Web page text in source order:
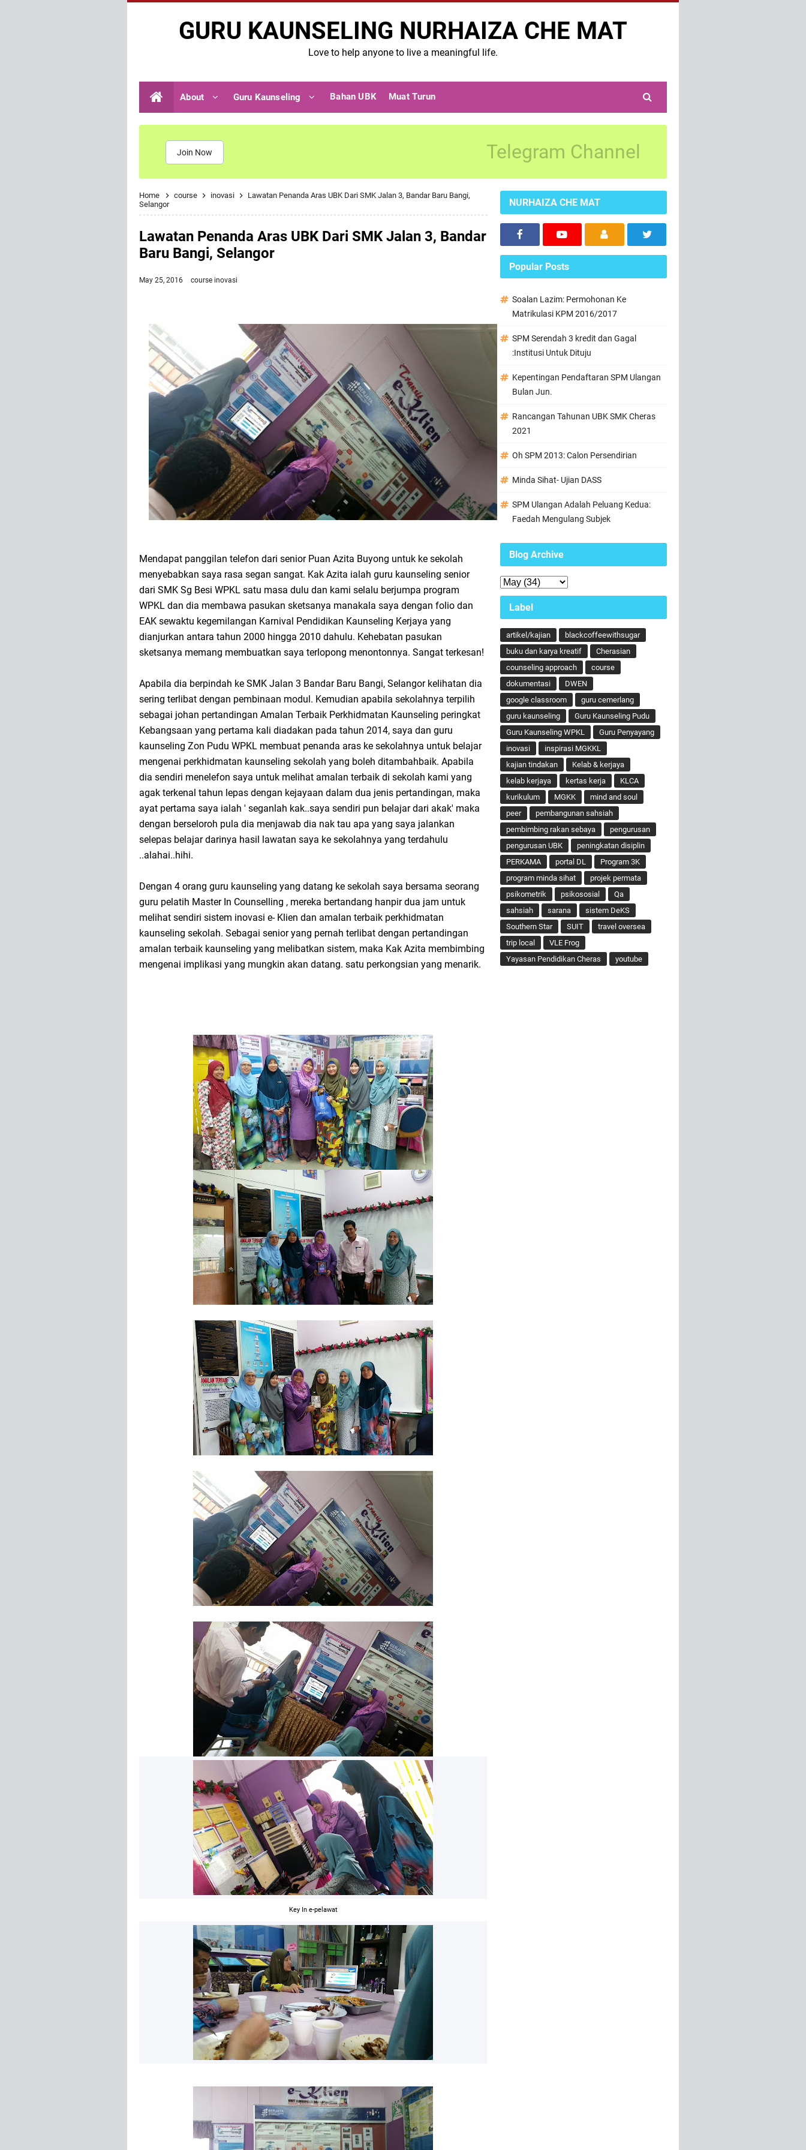
GURU KAUNSELING NURHAIZA CHE MAT
Love to help anyone to live a meaningful life.
About Guru Kaunseling Bahan UBK Muat Turun
Join Now Telegram Channel
Home course inovasi
Lawatan Penanda Aras UBK Dari SMK Jalan 3, Bandar Baru Bangi,
Selangor
Lawatan Penanda Aras UBK Dari SMK Jalan 3, Bandar
Baru Bangi, Selangor
May 25, 2016 course inovasi
Mendapat panggilan telefon dari senior Puan Azita Buyong untuk ke sekolah
menyebabkan saya rasa segan sangat. Kak Azita ialah guru kaunseling senior
dari SMK Sg Besi WPKL satu masa dulu dan kami selalu berjumpa program
WPKL dan dia membawa pasukan sketsanya manakala saya dengan folio dan
EAK sewaktu kegemilangan Karnival Pendidikan Kaunseling Kerjaya yang
dianjurkan antara tahun 2000 hingga 2010 dahulu. Kehebatan pasukan
sketsanya memang membuatkan saya terlopong menontonnya. Sangat terkesan!
Apabila dia berpindah ke SMK Jalan 3 Bandar Baru Bangi, Selangor kelihatan dia
sering terlibat dengan pembinaan modul. Kemudian apabila sekolahnya terpilih
sebagai johan pertandingan Amalan Terbaik Perkhidmatan Kaunseling peringkat
Kebangsaan yang pertama kali diadakan pada tahun 2014, saya dan guru
kaunseling Zon Pudu WPKL membuat penanda aras ke sekolahnya untuk belajar
mengenai perkhidmatan kaunseling sekolah yang boleh ditambahbaik. Apabila
dia sendiri menelefon saya untuk melihat amalan terbaik di sekolah kami yang
agak terkenal tahun lepas dengan kejayaan dalam dua jenis pertandingan, maka
ayat pertama saya ialah ' seganlah kak..saya sendiri pun belajar dari akak' maka
dengan berseloroh pula dia menjawab dia nak tau apa yang saya jalankan
selepas belajar darinya hasil lawatan saya ke sekolahnya yang terdahulu
..alahai..hihi.
Dengan 4 orang guru kaunseling yang datang ke sekolah saya bersama seorang
guru pelatih Master In Counselling , mereka bertandang hanpir dua jam untuk
melihat sendiri sistem inovasi e- Klien dan amalan terbaik perkhidmatan
kaunseling sekolah. Sebagai senior yang pernah terlibat dengan pertandingan
amalan terbaik kaunseling yang melibatkan sistem, maka Kak Azita membimbing
mengenai implikasi yang mungkin akan datang. satu perkongsian yang menarik.
Key In e-pelawat
NURHAIZA CHE MAT
Popular Posts
Soalan Lazim: Permohonan Ke
Matrikulasi KPM 2016/2017
SPM Serendah 3 kredit dan Gagal
:Institusi Untuk Dituju
Kepentingan Pendaftaran SPM Ulangan
Bulan Jun.
Rancangan Tahunan UBK SMK Cheras
2021
Oh SPM 2013: Calon Persendirian
Minda Sihat- Ujian DASS
SPM Ulangan Adalah Peluang Kedua:
Faedah Mengulang Subjek
Blog Archive
Label
artikel/kajian
blackcoffeewithsugar
buku dan karya kreatif
Cherasian
counseling approach
course
dokumentasi
DWEN
google classroom
guru cemerlang
guru kaunseling
Guru Kaunseling Pudu
Guru Kaunseling WPKL
Guru Penyayang
inovasi
inspirasi MGKKL
kajian tindakan
Kelab & kerjaya
kelab kerjaya
kertas kerja
KLCA
kurikulum
MGKK
mind and soul
peer
pembangunan sahsiah
pembimbing rakan sebaya
pengurusan
pengurusan UBK
peningkatan disiplin
PERKAMA
portal DL
Program 3K
program minda sihat
projek permata
psikometrik
psikososial
Qa
sahsiah
sarana
sistem DeKS
Southern Star
SUIT
travel oversea
trip local
VLE Frog
Yayasan Pendidikan Cheras
youtube